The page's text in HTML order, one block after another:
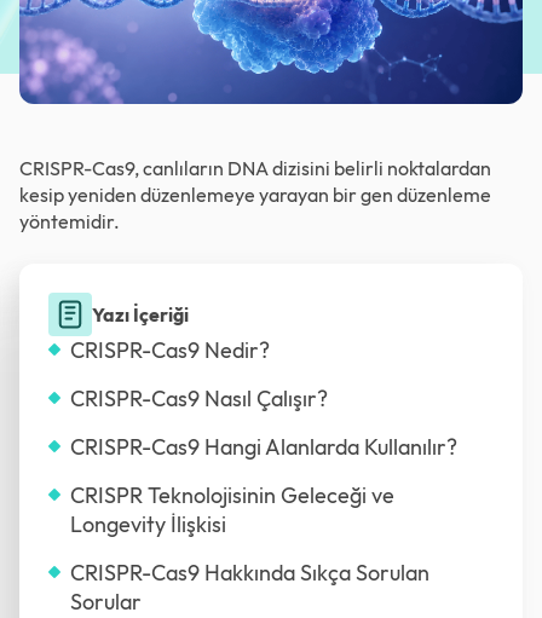
CRISPR-Cas9, canlıların DNA dizisini belirli noktalardan
kesip yeniden düzenlemeye yarayan bir gen düzenleme
yöntemidir.
Yazı İçeriği
CRISPR-Cas9 Nedir?
CRISPR-Cas9 Nasıl Çalışır?
CRISPR-Cas9 Hangi Alanlarda Kullanılır?
CRISPR Teknolojisinin Geleceği ve
Longevity İlişkisi
CRISPR-Cas9 Hakkında Sıkça Sorulan
Sorular